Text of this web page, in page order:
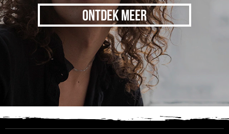
ONTDEK MEER